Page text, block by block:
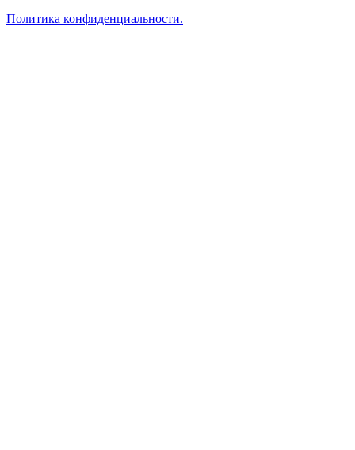
Политика конфиденциальности.